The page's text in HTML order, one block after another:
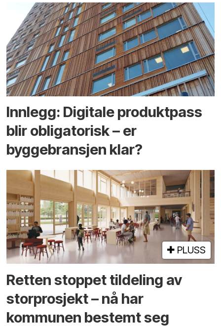
Innlegg: Digitale produktpass
blir obligatorisk – er
byggebransjen klar?
PLUSS
Retten stoppet tildeling av
storprosjekt – nå har
kommunen bestemt seg